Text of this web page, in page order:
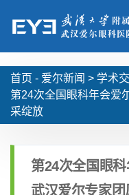
首页 - 爱尔新闻 > 学术
第24次全国眼科年会爱
采绽放
第24次全国眼科
武汉爱尔专家团